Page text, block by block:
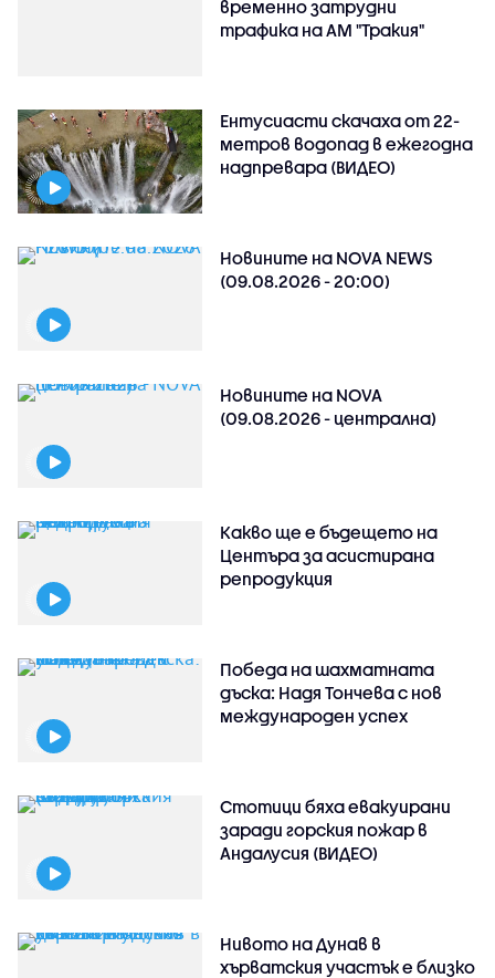
временно затрудни
трафика на АМ "Тракия"
Ентусиасти скачаха от 22-
метров водопад в ежегодна
надпревара (ВИДЕО)
Новините на NOVA NEWS
(09.08.2026 - 20:00)
Новините на NOVA
(09.08.2026 - централна)
Какво ще е бъдещето на
Центъра за асистирана
репродукция
Победа на шахматната
дъска: Надя Тончева с нов
международен успех
Стотици бяха евакуирани
заради горския пожар в
Андалусия (ВИДЕО)
Нивото на Дунав в
хърватския участък е близко